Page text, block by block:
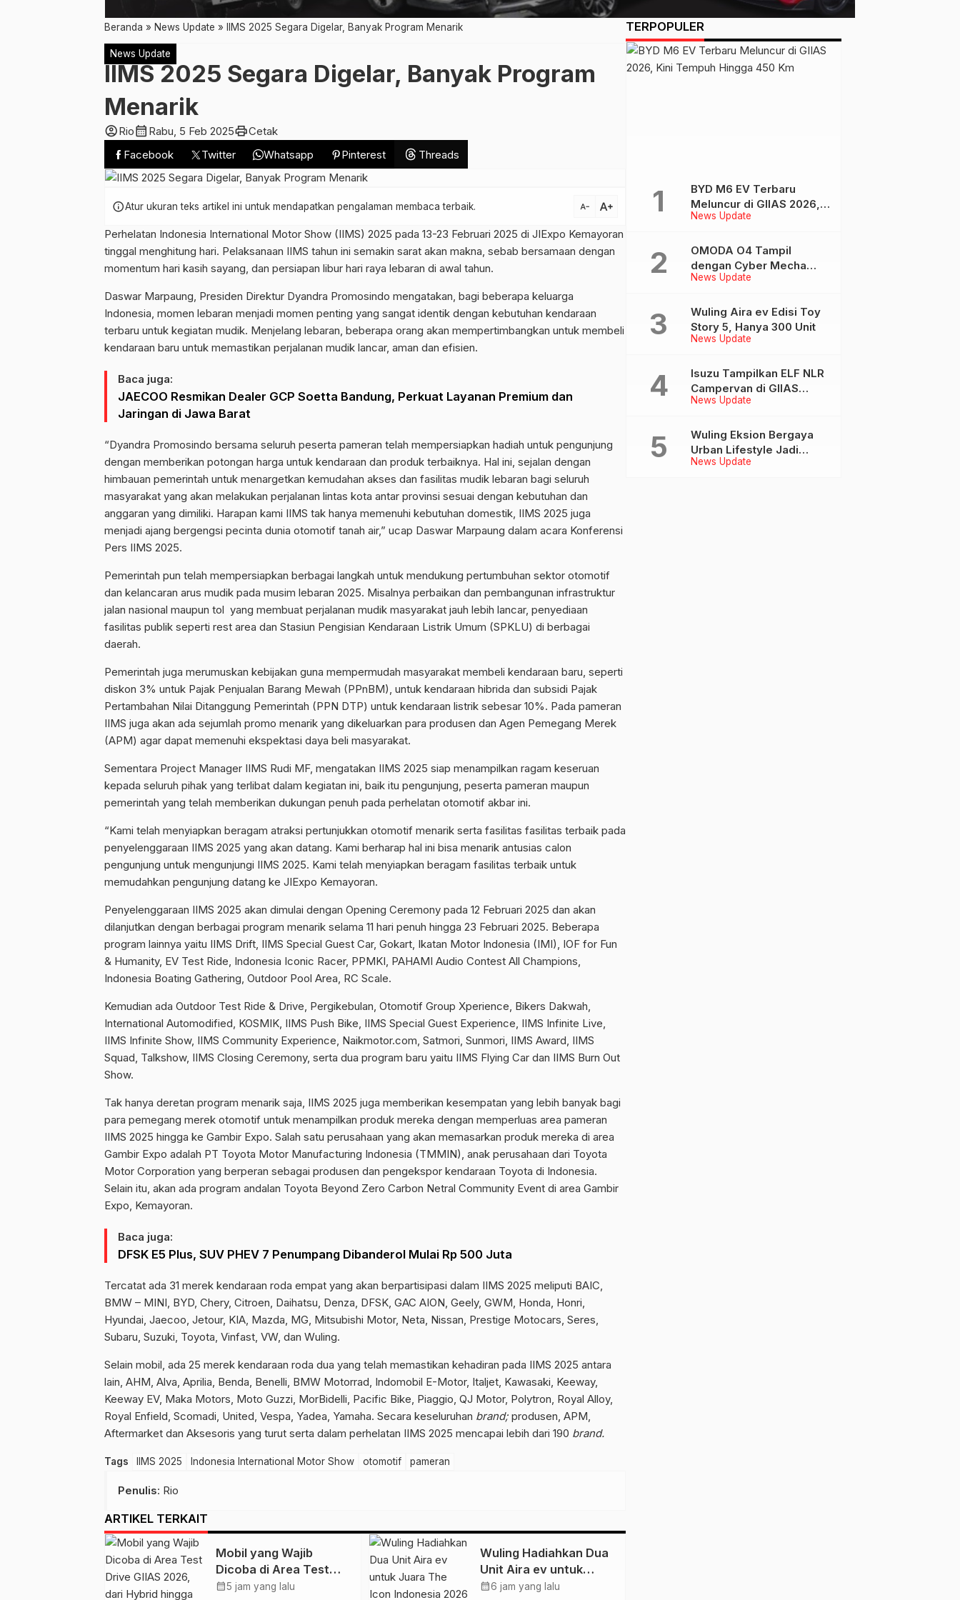
Beranda » News Update » IIMS 2025 Segara Digelar, Banyak Program Menarik
News Update
IIMS 2025 Segara Digelar, Banyak Program
Menarik
account_circleRiocalendar_month Rabu, 5 Feb 2025printCetak
Facebook
Twitter Whatsapp Pinterest Threads
infoAtur ukuran teks artikel ini untuk mendapatkan pengalaman membaca terbaik. text_decrease text_increase
Perhelatan Indonesia International Motor Show (IIMS) 2025 pada 13-23 Februari 2025 di JIExpo Kemayoran
tinggal menghitung hari. Pelaksanaan IIMS tahun ini semakin sarat akan makna, sebab bersamaan dengan
momentum hari kasih sayang, dan persiapan libur hari raya lebaran di awal tahun.
Daswar Marpaung, Presiden Direktur Dyandra Promosindo mengatakan, bagi beberapa keluarga
Indonesia, momen lebaran menjadi momen penting yang sangat identik dengan kebutuhan kendaraan
terbaru untuk kegiatan mudik. Menjelang lebaran, beberapa orang akan mempertimbangkan untuk membeli
kendaraan baru untuk memastikan perjalanan mudik lancar, aman dan efisien.
Baca juga:
JAECOO Resmikan Dealer GCP Soetta Bandung, Perkuat Layanan Premium dan
Jaringan di Jawa Barat
“Dyandra Promosindo bersama seluruh peserta pameran telah mempersiapkan hadiah untuk pengunjung
dengan memberikan potongan harga untuk kendaraan dan produk terbaiknya. Hal ini, sejalan dengan
himbauan pemerintah untuk menargetkan kemudahan akses dan fasilitas mudik lebaran bagi seluruh
masyarakat yang akan melakukan perjalanan lintas kota antar provinsi sesuai dengan kebutuhan dan
anggaran yang dimiliki. Harapan kami IIMS tak hanya memenuhi kebutuhan domestik, IIMS 2025 juga
menjadi ajang bergengsi pecinta dunia otomotif tanah air,” ucap Daswar Marpaung dalam acara Konferensi
Pers IIMS 2025.
Pemerintah pun telah mempersiapkan berbagai langkah untuk mendukung pertumbuhan sektor otomotif
dan kelancaran arus mudik pada musim lebaran 2025. Misalnya perbaikan dan pembangunan infrastruktur
jalan nasional maupun tol yang membuat perjalanan mudik masyarakat jauh lebih lancar, penyediaan
fasilitas publik seperti rest area dan Stasiun Pengisian Kendaraan Listrik Umum (SPKLU) di berbagai
daerah.
Pemerintah juga merumuskan kebijakan guna mempermudah masyarakat membeli kendaraan baru, seperti
diskon 3% untuk Pajak Penjualan Barang Mewah (PPnBM), untuk kendaraan hibrida dan subsidi Pajak
Pertambahan Nilai Ditanggung Pemerintah (PPN DTP) untuk kendaraan listrik sebesar 10%. Pada pameran
IIMS juga akan ada sejumlah promo menarik yang dikeluarkan para produsen dan Agen Pemegang Merek
(APM) agar dapat memenuhi ekspektasi daya beli masyarakat.
Sementara Project Manager IIMS Rudi MF, mengatakan IIMS 2025 siap menampilkan ragam keseruan
kepada seluruh pihak yang terlibat dalam kegiatan ini, baik itu pengunjung, peserta pameran maupun
pemerintah yang telah memberikan dukungan penuh pada perhelatan otomotif akbar ini.
“Kami telah menyiapkan beragam atraksi pertunjukkan otomotif menarik serta fasilitas fasilitas terbaik pada
penyelenggaraan IIMS 2025 yang akan datang. Kami berharap hal ini bisa menarik antusias calon
pengunjung untuk mengunjungi IIMS 2025. Kami telah menyiapkan beragam fasilitas terbaik untuk
memudahkan pengunjung datang ke JIExpo Kemayoran.
Penyelenggaraan IIMS 2025 akan dimulai dengan Opening Ceremony pada 12 Februari 2025 dan akan
dilanjutkan dengan berbagai program menarik selama 11 hari penuh hingga 23 Februari 2025. Beberapa
program lainnya yaitu IIMS Drift, IIMS Special Guest Car, Gokart, Ikatan Motor Indonesia (IMI), IOF for Fun
& Humanity, EV Test Ride, Indonesia Iconic Racer, PPMKI, PAHAMI Audio Contest All Champions,
Indonesia Boating Gathering, Outdoor Pool Area, RC Scale.
Kemudian ada Outdoor Test Ride & Drive, Pergikebulan, Otomotif Group Xperience, Bikers Dakwah,
International Automodified, KOSMIK, IIMS Push Bike, IIMS Special Guest Experience, IIMS Infinite Live,
IIMS Infinite Show, IIMS Community Experience, Naikmotor.com, Satmori, Sunmori, IIMS Award, IIMS
Squad, Talkshow, IIMS Closing Ceremony, serta dua program baru yaitu IIMS Flying Car dan IIMS Burn Out
Show.
Tak hanya deretan program menarik saja, IIMS 2025 juga memberikan kesempatan yang lebih banyak bagi
para pemegang merek otomotif untuk menampilkan produk mereka dengan memperluas area pameran
IIMS 2025 hingga ke Gambir Expo. Salah satu perusahaan yang akan memasarkan produk mereka di area
Gambir Expo adalah PT Toyota Motor Manufacturing Indonesia (TMMIN), anak perusahaan dari Toyota
Motor Corporation yang berperan sebagai produsen dan pengekspor kendaraan Toyota di Indonesia.
Selain itu, akan ada program andalan Toyota Beyond Zero Carbon Netral Community Event di area Gambir
Expo, Kemayoran.
Baca juga:
DFSK E5 Plus, SUV PHEV 7 Penumpang Dibanderol Mulai Rp 500 Juta
Tercatat ada 31 merek kendaraan roda empat yang akan berpartisipasi dalam IIMS 2025 meliputi BAIC,
BMW – MINI, BYD, Chery, Citroen, Daihatsu, Denza, DFSK, GAC AION, Geely, GWM, Honda, Honri,
Hyundai, Jaecoo, Jetour, KIA, Mazda, MG, Mitsubishi Motor, Neta, Nissan, Prestige Motocars, Seres,
Subaru, Suzuki, Toyota, Vinfast, VW, dan Wuling.
Selain mobil, ada 25 merek kendaraan roda dua yang telah memastikan kehadiran pada IIMS 2025 antara
lain, AHM, Alva, Aprilia, Benda, Benelli, BMW Motorrad, Indomobil E-Motor, Italjet, Kawasaki, Keeway,
Keeway EV, Maka Motors, Moto Guzzi, MorBidelli, Pacific Bike, Piaggio, QJ Motor, Polytron, Royal Alloy,
Royal Enfield, Scomadi, United, Vespa, Yadea, Yamaha. Secara keseluruhan brand; produsen, APM,
Aftermarket dan Aksesoris yang turut serta dalam perhelatan IIMS 2025 mencapai lebih dari 190 brand.
Tags IIMS 2025 Indonesia International Motor Show otomotif pameran
Penulis: Rio
ARTIKEL TERKAIT
Mobil yang Wajib
Dicoba di Area Test
Drive GIIAS 2026, dari
calendar_month5 jam yang lalu
Wuling Hadiahkan Dua
Unit Aira ev untuk
Juara The Icon
calendar_month6 jam yang lalu
TERPOPULER
News Update
BYD M6 EV Terbaru
Meluncur di GIIAS 2026,
Kini Tempuh Hingga 450
News Update
OMODA O4 Tampil
dengan Cyber Mecha
Design di GIIAS, EV
News Update
Wuling Aira ev Edisi Toy
Story 5, Hanya 300 Unit
News Update
Isuzu Tampilkan ELF NLR
Campervan di GIIAS
2026, Kolaborasi dengan
JAJAGO
News Update
Wuling Eksion Bergaya
Urban Lifestyle Jadi
Sorotan di GIIAS 2026